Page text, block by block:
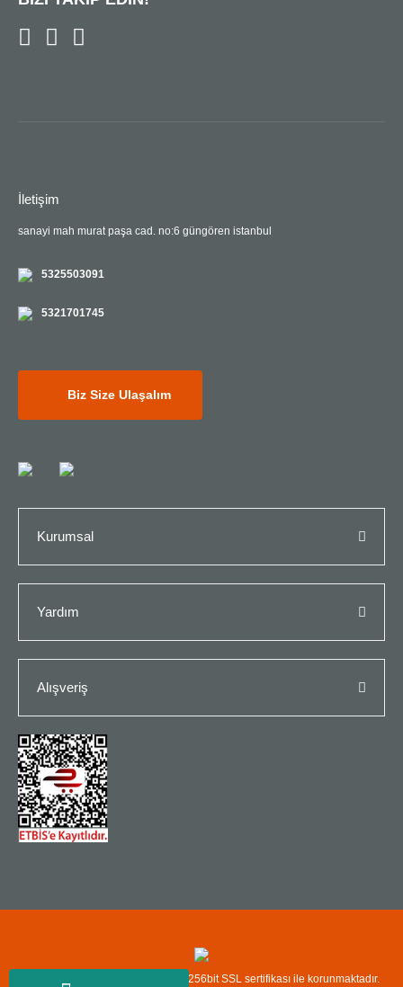
İletişim
sanayi mah murat paşa cad. no:6 güngören istanbul
5325503091
5321701745
Biz Size Ulaşalım
Kurumsal
Yardım
Alışveriş
Copyright© Kredi kartı bilgileriniz 256bit SSL sertifikası ile korunmaktadır.